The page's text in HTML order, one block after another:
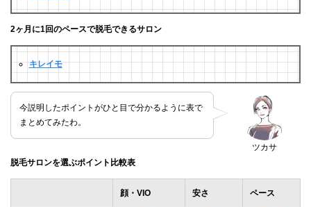
2ヶ月に1回のペースで脱毛できるサロン
キレイモ
ツカサ
今説明したポイントがひと目で分かるように表で
まとめてみたわ。
脱毛サロンを選ぶポイント比較表
顔・VIO 安さ ペース